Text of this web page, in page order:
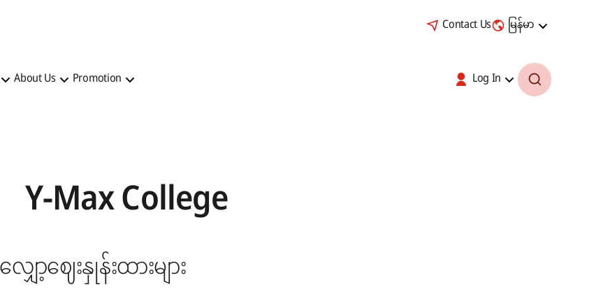
Contact Us မြန်မာ
About Us Promotion Log In
Y-Max College
ော့ဈေးနှုန်းထားများ